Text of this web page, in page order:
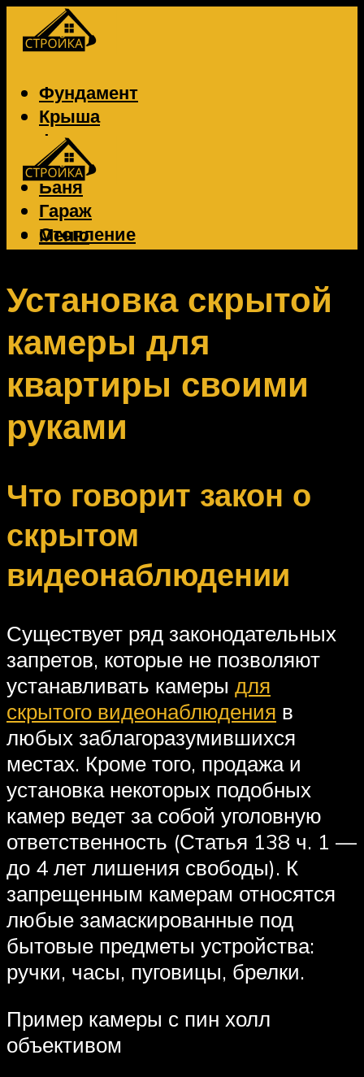
Фундамент
Крыша
Фасад
Забор
Баня
Гараж
Отопление
Вентиляция
Меню
Меню
Установка скрытой
камеры для
квартиры своими
руками
Что говорит закон о
скрытом
видеонаблюдении
Существует ряд законодательных
запретов, которые не позволяют
устанавливать камеры для
скрытого видеонаблюдения в
любых заблагоразумившихся
местах. Кроме того, продажа и
установка некоторых подобных
камер ведет за собой уголовную
ответственность (Статья 138 ч. 1 —
до 4 лет лишения свободы). К
запрещенным камерам относятся
любые замаскированные под
бытовые предметы устройства:
ручки, часы, пуговицы, брелки.
Пример камеры с пин холл
объективом